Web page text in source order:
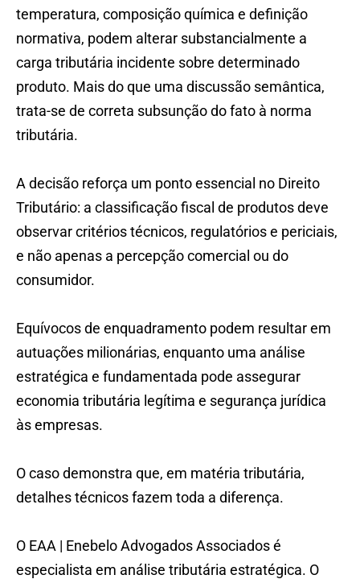
temperatura, composição química e definição
normativa, podem alterar substancialmente a
carga tributária incidente sobre determinado
produto. Mais do que uma discussão semântica,
trata-se de correta subsunção do fato à norma
tributária.
A decisão reforça um ponto essencial no Direito
Tributário: a classificação fiscal de produtos deve
observar critérios técnicos, regulatórios e periciais,
e não apenas a percepção comercial ou do
consumidor.
Equívocos de enquadramento podem resultar em
autuações milionárias, enquanto uma análise
estratégica e fundamentada pode assegurar
economia tributária legítima e segurança jurídica
às empresas.
O caso demonstra que, em matéria tributária,
detalhes técnicos fazem toda a diferença.
O EAA | Enebelo Advogados Associados é
especialista em análise tributária estratégica. O